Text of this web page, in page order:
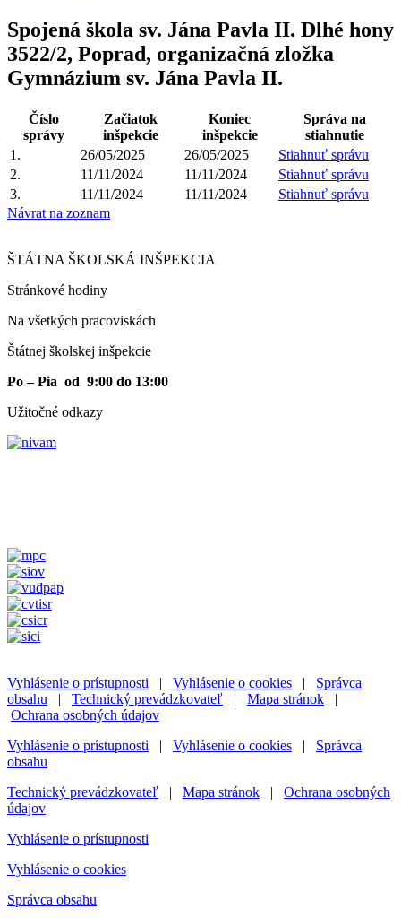
Spojená škola sv. Jána Pavla II. Dlhé hony
3522/2, Poprad, organizačná zložka
Gymnázium sv. Jána Pavla II.
Číslo
správy
Začiatok
inšpekcie
Koniec
inšpekcie
Správa na
stiahnutie
1.
26/05/2025 26/05/2025
Stiahnuť správu
2.
11/11/2024 11/11/2024
Stiahnuť správu
3.
11/11/2024 11/11/2024
Stiahnuť správu
Návrat na zoznam
ŠTÁTNA ŠKOLSKÁ INŠPEKCIA
Stránkové hodiny​
Na všetkých pracoviskách
Štátnej školskej inšpekcie
Po – Pia od 9:00 do 13:00
Užitočné odkazy
Vyhlásenie o prístupnosti | Vyhlásenie o cookies | Správca
obsahu | Technický prevádzkovateľ | Mapa stránok |
Ochrana osobných údajov
Vyhlásenie o prístupnosti | Vyhlásenie o cookies | Správca
obsahu
Technický prevádzkovateľ | Mapa stránok | Ochrana osobných
údajov
Vyhlásenie o prístupnosti
Vyhlásenie o cookies
Správca obsahu